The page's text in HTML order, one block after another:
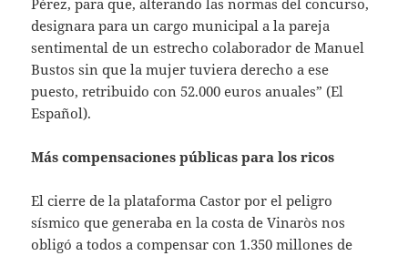
Pérez, para que, alterando las normas del concurso,
designara para un cargo municipal a la pareja
sentimental de un estrecho colaborador de Manuel
Bustos sin que la mujer tuviera derecho a ese
puesto, retribuido con 52.000 euros anuales” (El
Español).
Más compensaciones públicas para los ricos
El cierre de la plataforma Castor por el peligro
sísmico que generaba en la costa de Vinaròs nos
obligó a todos a compensar con 1.350 millones de